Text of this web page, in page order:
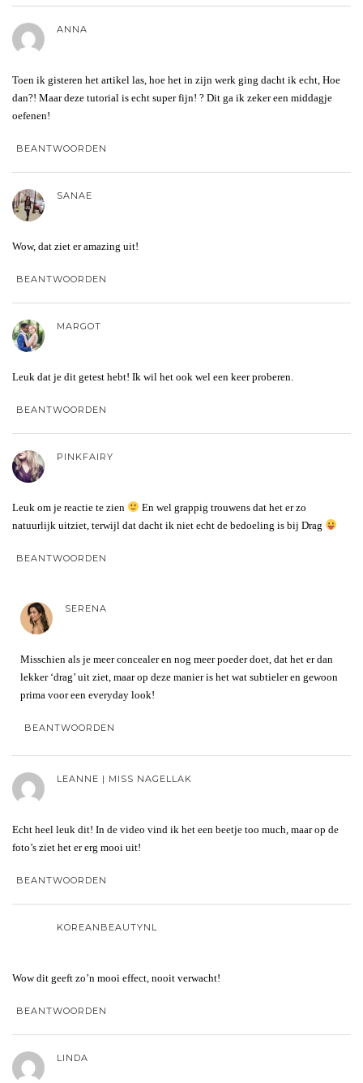
ANNA
Toen ik gisteren het artikel las, hoe het in zijn werk ging dacht ik echt, Hoe
dan?! Maar deze tutorial is echt super fijn! ? Dit ga ik zeker een middagje
oefenen!
BEANTWOORDEN
SANAE
Wow, dat ziet er amazing uit!
BEANTWOORDEN
MARGOT
Leuk dat je dit getest hebt! Ik wil het ook wel een keer proberen.
BEANTWOORDEN
PINKFAIRY
Leuk om je reactie te zien
En wel grappig trouwens dat het er zo
natuurlijk uitziet, terwijl dat dacht ik niet echt de bedoeling is bij Drag
BEANTWOORDEN
SERENA
Misschien als je meer concealer en nog meer poeder doet, dat het er dan
lekker ‘drag’ uit ziet, maar op deze manier is het wat subtieler en gewoon
prima voor een everyday look!
BEANTWOORDEN
LEANNE | MISS NAGELLAK
Echt heel leuk dit! In de video vind ik het een beetje too much, maar op de
foto’s ziet het er erg mooi uit!
BEANTWOORDEN
KOREANBEAUTYNL
Wow dit geeft zo’n mooi effect, nooit verwacht!
BEANTWOORDEN
LINDA